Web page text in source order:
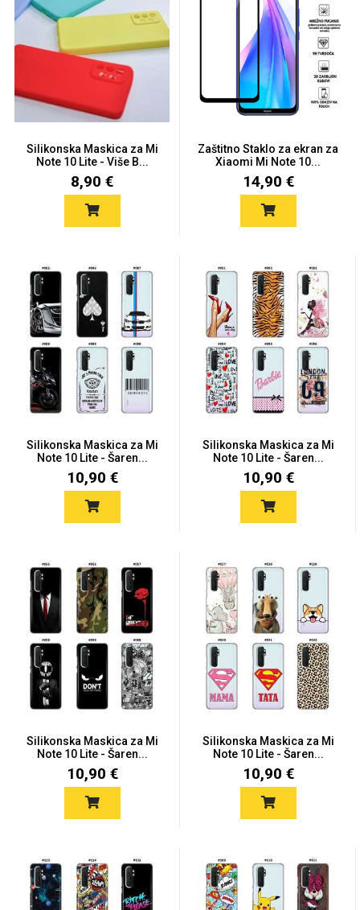
Silikonska Maskica za Mi
Note 10 Lite - Više B...
8,90 €
Zaštitno Staklo za ekran za
Xiaomi Mi Note 10...
14,90 €
Silikonska Maskica za Mi
Note 10 Lite - Šaren...
10,90 €
Silikonska Maskica za Mi
Note 10 Lite - Šaren...
10,90 €
Silikonska Maskica za Mi
Note 10 Lite - Šaren...
10,90 €
Silikonska Maskica za Mi
Note 10 Lite - Šaren...
10,90 €
Feel Good
Životinjsko carstvo
Svemirska kolekcija Valentinovo
Love motivi I Need Some Space
Quotes Collection Cirkus
Univerzalne futrole i
maskice
Preklopne maskice